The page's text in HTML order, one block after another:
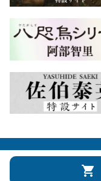
会社概要
株式会社文藝春秋